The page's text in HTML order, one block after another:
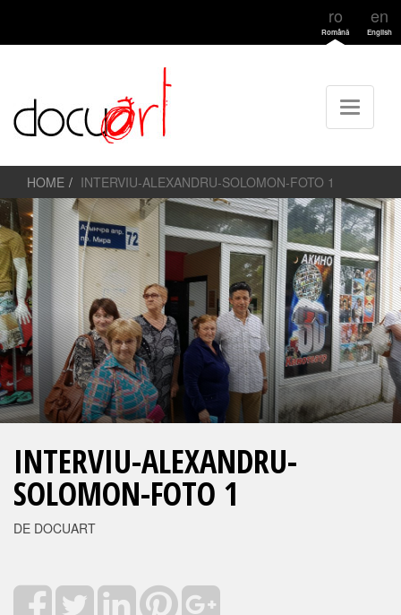
ro
Română
en
English
HOME INTERVIU-ALEXANDRU-SOLOMON-FOTO 1
INTERVIU-ALEXANDRU-
SOLOMON-FOTO 1
DE DOCUART